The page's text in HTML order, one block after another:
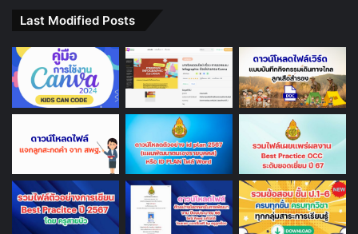
Last Modified Posts